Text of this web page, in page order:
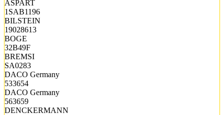
ASPART
1SAB1196
BILSTEIN
19028613
BOGE
32B49F
BREMSI
SA0283
DACO Germany
533654
DACO Germany
563659
DENCKERMANN